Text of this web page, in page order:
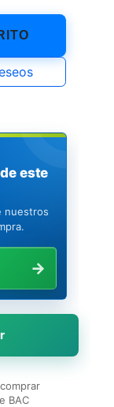
este
nuestros
→
BAC